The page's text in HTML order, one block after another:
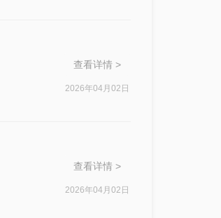
查看详情 >
2026年04月02日
查看详情 >
2026年04月02日